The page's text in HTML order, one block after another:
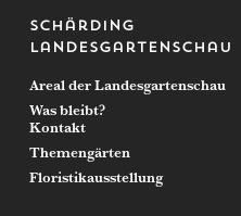
Schärding
Landesgartenschau
Areal der Landesgartenschau
Was bleibt?
Kontakt
Themengärten
Floristikausstellung